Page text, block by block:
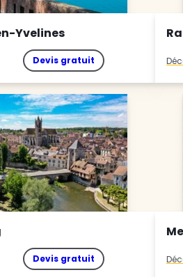
Yvelines
Devis gratuit
Devis gratuit